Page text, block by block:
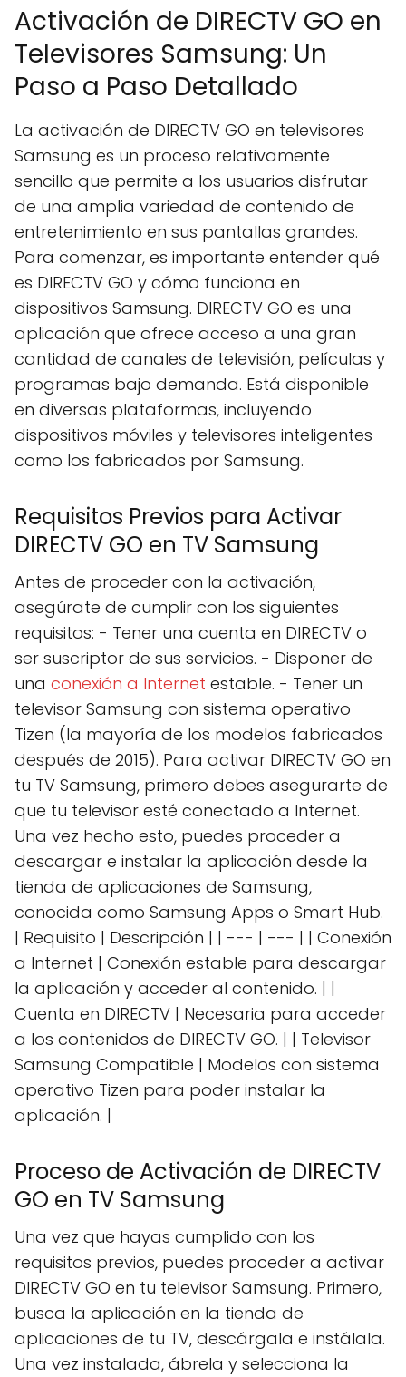
Activación de DIRECTV GO en
Televisores Samsung: Un
Paso a Paso Detallado
La activación de DIRECTV GO en televisores
Samsung es un proceso relativamente
sencillo que permite a los usuarios disfrutar
de una amplia variedad de contenido de
entretenimiento en sus pantallas grandes.
Para comenzar, es importante entender qué
es DIRECTV GO y cómo funciona en
dispositivos Samsung. DIRECTV GO es una
aplicación que ofrece acceso a una gran
cantidad de canales de televisión, películas y
programas bajo demanda. Está disponible
en diversas plataformas, incluyendo
dispositivos móviles y televisores inteligentes
como los fabricados por Samsung.
Requisitos Previos para Activar
DIRECTV GO en TV Samsung
Antes de proceder con la activación,
asegúrate de cumplir con los siguientes
requisitos: - Tener una cuenta en DIRECTV o
ser suscriptor de sus servicios. - Disponer de
una conexión a Internet estable. - Tener un
televisor Samsung con sistema operativo
Tizen (la mayoría de los modelos fabricados
después de 2015). Para activar DIRECTV GO en
tu TV Samsung, primero debes asegurarte de
que tu televisor esté conectado a Internet.
Una vez hecho esto, puedes proceder a
descargar e instalar la aplicación desde la
tienda de aplicaciones de Samsung,
conocida como Samsung Apps o Smart Hub.
| Requisito | Descripción | | --- | --- | | Conexión
a Internet | Conexión estable para descargar
la aplicación y acceder al contenido. | |
Cuenta en DIRECTV | Necesaria para acceder
a los contenidos de DIRECTV GO. | | Televisor
Samsung Compatible | Modelos con sistema
operativo Tizen para poder instalar la
aplicación. |
Proceso de Activación de DIRECTV
GO en TV Samsung
Una vez que hayas cumplido con los
requisitos previos, puedes proceder a activar
DIRECTV GO en tu televisor Samsung. Primero,
busca la aplicación en la tienda de
aplicaciones de tu TV, descárgala e instálala.
Una vez instalada, ábrela y selecciona la